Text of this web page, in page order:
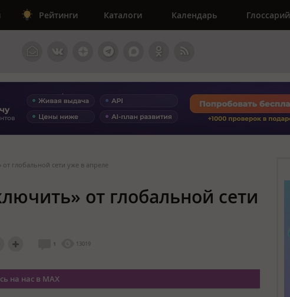
Рейтинги Каталоги Календарь Глоссарий
глобальной сети уже в апреле
от глобальной сети
1 13019
на нас в MAX